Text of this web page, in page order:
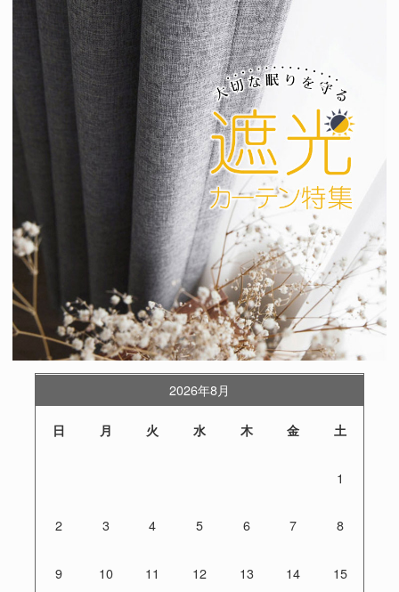
2026年8月
日 月 火 水 木 金 土
1
2 3 4 5 6 7 8
9 10 11 12 13 14 15